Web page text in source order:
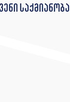
საქმიანობა